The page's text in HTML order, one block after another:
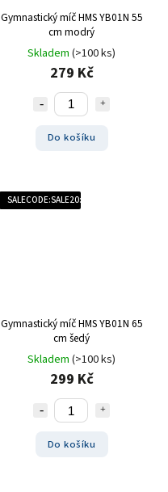
Gymnastický míč HMS YB01N 55
cm modrý
Skladem (>100 ks)
279 Kč
Do košíku
SALECODE:SALE20:20:%
Gymnastický míč HMS YB01N 65
cm šedý
Skladem (>100 ks)
299 Kč
Do košíku